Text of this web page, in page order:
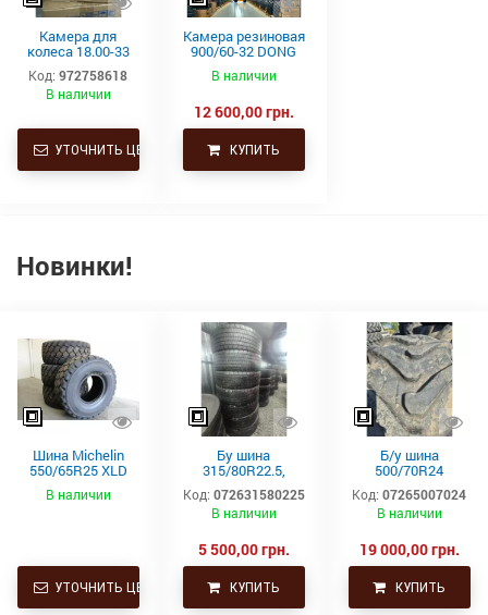
Камера для
колеса 18.00-33
TRJ1175C Kabat*
Код: 972758618
В наличии
УТОЧНИТЬ ЦЕНУ
Камера резиновая
900/60-32 DONG
AH TR218A
В наличии
12 600,00 грн.
КУПИТЬ
Новинки!
Шина Michelin
550/65R25 XLD
182A2 L3 TL
В наличии
УТОЧНИТЬ ЦЕНУ
Бу шина
315/80R22.5,
315/80Р22.5,
315х80R22.5,
315.80R22.5
ведущая
Код: 072631580225
В наличии
5 500,00 грн.
КУПИТЬ
Б/у шина
500/70R24
(19.5L24)
Trelleborg
Код: 07265007024
В наличии
19 000,00 грн.
КУПИТЬ